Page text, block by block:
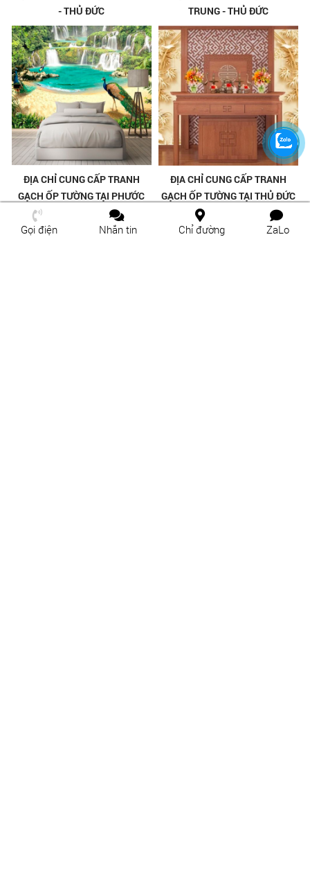
- THỦ ĐỨC
TRUNG - THỦ ĐỨC
ĐỊA CHỈ CUNG CẤP TRANH
GẠCH ỐP TƯỜNG TẠI PHƯỚC
BÌNH - THỦ ĐỨC
ĐỊA CHỈ CUNG CẤP TRANH
GẠCH ỐP TƯỜNG TẠI THỦ ĐỨC
Gọi điện Nhắn tin Chỉ đường ZaLo